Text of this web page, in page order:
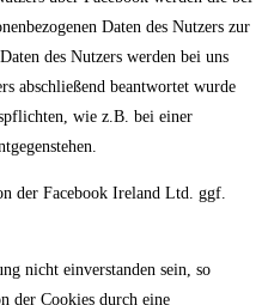
Daten des Nutzers zur
des Nutzers werden bei uns
abschließend beantwortet wurde
wie z.B. bei einer
der Facebook Ireland Ltd. ggf.
nicht einverstanden sein, so
der Cookies durch eine